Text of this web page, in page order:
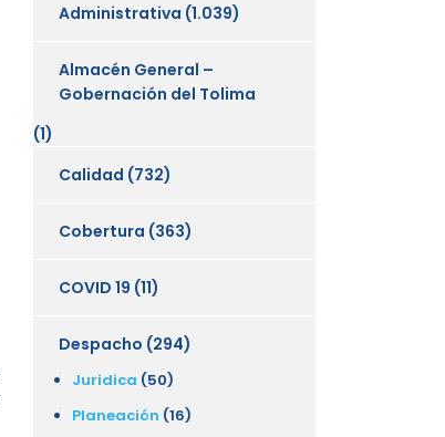
Administrativa (1.039)
Almacén General –
Gobernación del Tolima
(1)
Calidad (732)
Cobertura (363)
COVID 19 (11)
Despacho (294)
Juridica (50)
Planeación (16)